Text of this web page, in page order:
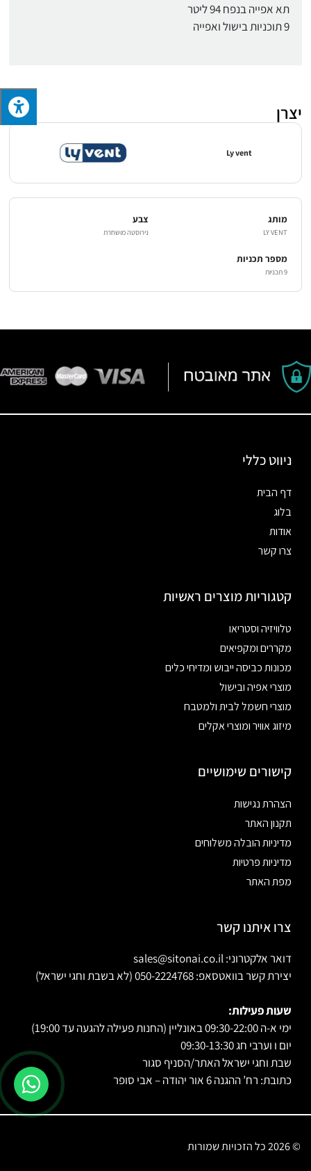
תא אפייה בנפח 94 ליטר
9 תוכניות בישול ואפייה
יצרן
Ly vent
מותג
LY VENT
צבע
נירוסטה מושחרת
מספר תכניות
9 תכניות
ניווט כללי
דף הבית
בלוג
אודות
צרו קשר
קטגוריות מוצרים ראשיות
טלוויזיה וסטריאו
מקררים ומקפיאים
מכונות כביסה ייבוש ומדיחי כלים
מוצרי אפיה ובישול
מוצרי חשמל לבית ולמטבח
מיזוג אוויר ומוצרי אקלים
קישורים שימושיים
הצהרת נגישות
תקנון האתר
מדיניות הובלה משלוחים
מדיניות פרטיות
מפת האתר
צרו איתנו קשר
דואר אלקטרוני: sales@sitonai.co.il
יצירת קשר בוואטסאפ: 050-2224768 (לא בשבת וחגי ישראל)
שעות פעילות:
ימי א-ה 09:30-22:00 באונליין (החנות פעילה להגעה עד 19:00)
יום ו וערבי חג 09:30-13:30
שבת וחגי ישראל האתר/הסניף סגור
כתובת: רח’ ההגנה 6 אור יהודה – אבי סופר
© 2026 כל הזכויות שמורות